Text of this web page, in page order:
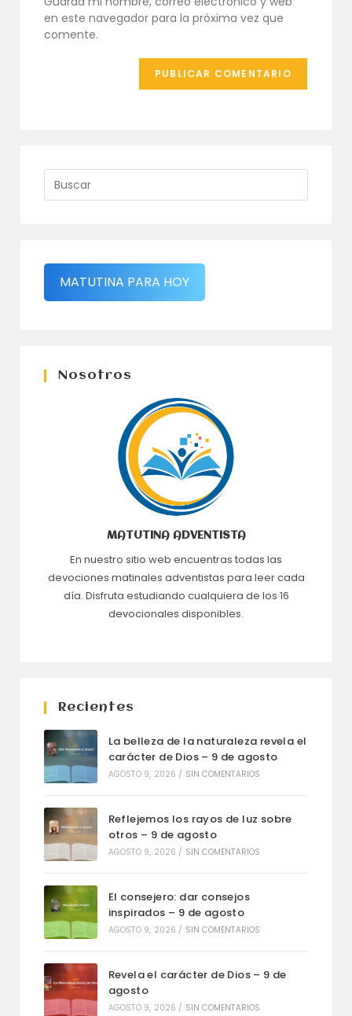
web
(opcional)
en este navegador para la próxima vez que
comente.
MATUTINA PARA HOY
Nosotros
MATUTINA ADVENTISTA
En nuestro sitio web encuentras todas las
devociones matinales adventistas para leer cada
día. Disfruta estudiando cualquiera de los 16
devocionales disponibles.
Recientes
La belleza de la naturaleza revela el
carácter de Dios – 9 de agosto
AGOSTO 9, 2026 / SIN COMENTARIOS
Reflejemos los rayos de luz sobre
otros – 9 de agosto
AGOSTO 9, 2026 / SIN COMENTARIOS
El consejero: dar consejos
inspirados – 9 de agosto
AGOSTO 9, 2026 / SIN COMENTARIOS
Revela el carácter de Dios – 9 de
agosto
AGOSTO 9, 2026 / SIN COMENTARIOS